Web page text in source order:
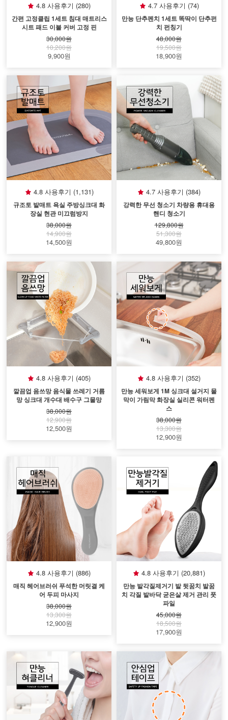
4.8 사용후기 (280)
간편 고정클립 1세트 침대 매트리스
시트 패드 이불 커버 고정 핀
30,000원
10,200원
9,900원
4.7 사용후기 (74)
만능 단추펜치 1세트 똑딱이 단추펀
치 펀칭기
48,000원
19,500원
18,900원
4.8 사용후기 (1,131)
규조토 발매트 욕실 주방싱크대 화
장실 현관 미끄럼방지
38,000원
14,900원
14,500원
4.7 사용후기 (384)
강력한 무선 청소기 차량용 휴대용
핸디 청소기
129,800원
51,300원
49,800원
4.8 사용후기 (405)
깔끔업 음쓰망 음식물 쓰레기 거름
망 싱크대 개수대 배수구 그물망
38,000원
12,900원
12,500원
4.8 사용후기 (352)
만능 세워보게 1M 싱크대 설거지 물
막이 가림막 화장실 실리콘 워터펜
스
38,000원
13,300원
12,900원
4.8 사용후기 (886)
매직 헤어브러쉬 푸석한 머릿결 케
어 두피 마사지
38,000원
13,300원
12,900원
4.8 사용후기 (20,881)
만능 발각질제거기 발 뒷꿈치 발꿈
치 각질 발바닥 굳은살 제거 관리 풋
파일
45,000원
18,500원
17,900원